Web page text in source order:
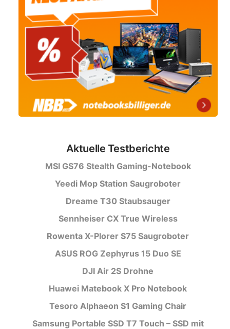
Aktuelle Testberichte
MSI GS76 Stealth Gaming-Notebook
Yeedi Mop Station Saugroboter
Dreame T30 Staubsauger
Sennheiser CX True Wireless
Rowenta X-Plorer S75 Saugroboter
ASUS ROG Zephyrus 15 Duo SE
DJI Air 2S Drohne
Huawei Matebook X Pro Notebook
Tesoro Alphaeon S1 Gaming Chair
Samsung Portable SSD T7 Touch – SSD mit